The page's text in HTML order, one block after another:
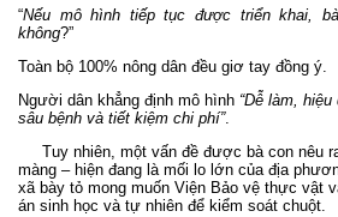
“Nếu mô hình tiếp tục được triển khai,
không?”
Toàn bộ 100% nông dân đều giơ tay đồng ý.
Người dân khẳng định mô hình “Dễ làm,
sâu bệnh và tiết kiệm chi phí”.
Tuy nhiên, một vấn đề được bà con nêu
màng – hiện đang là mối lo lớn của địa
xã bày tỏ mong muốn Viện Bảo vệ thực vật
án sinh học và tự nhiên để kiểm soát chuột.